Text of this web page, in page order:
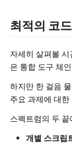
최적의 코
자세히 살펴볼
은 통합 도구 체
하지만 한 걸음
주요 과제에 대
스펙트럼의 두
개별 스크립